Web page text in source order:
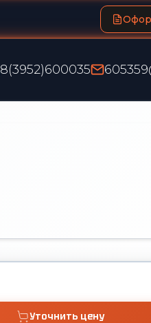
8(3952)600035
Уточнить цену